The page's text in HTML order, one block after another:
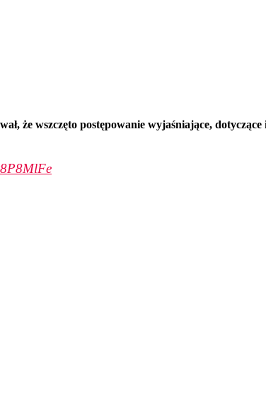
że wszczęto postępowanie wyjaśniające,